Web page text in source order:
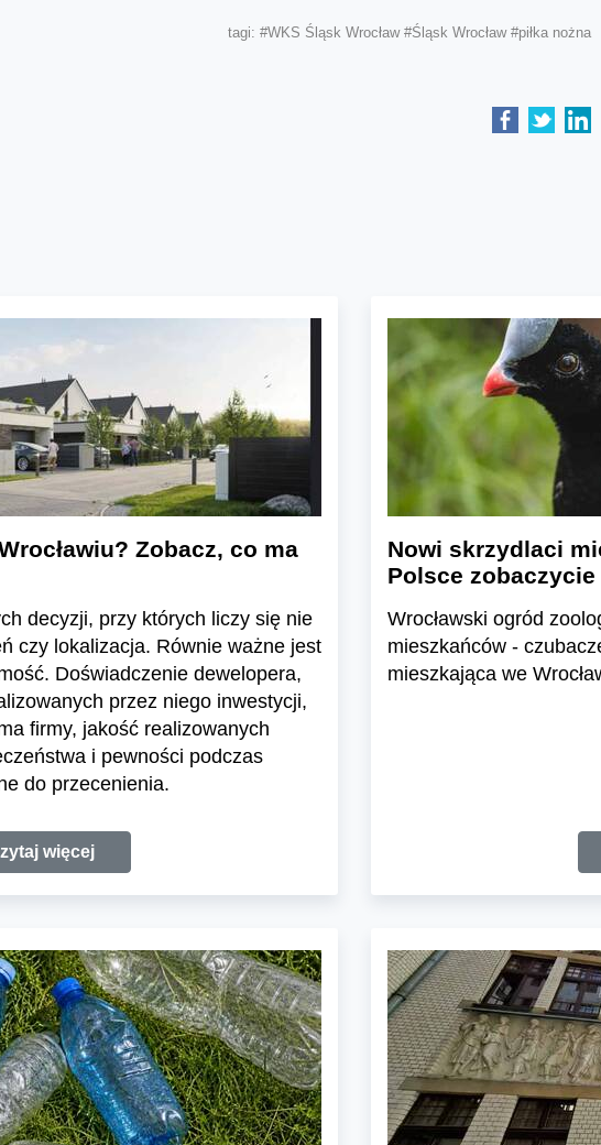
tagi: #WKS Śląsk Wrocław #Śląsk Wrocław #piłka nożna
Zobacz, co ma
decyzji, przy których liczy się nie
czy lokalizacja. Równie ważne jest
Doświadczenie dewelopera,
przez niego inwestycji,
firmy, jakość realizowanych
i pewności podczas
do przecenienia.
więcej
Nowi skrzydlaci
Polsce zobaczycie
Wrocławski ogród
mieszkańców -
mieszkająca we